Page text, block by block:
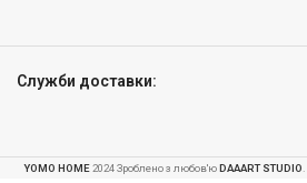
Служби доставки:
YOMO HOME 2024 Зроблено з любов'юDAAART STUDIO
для SUP